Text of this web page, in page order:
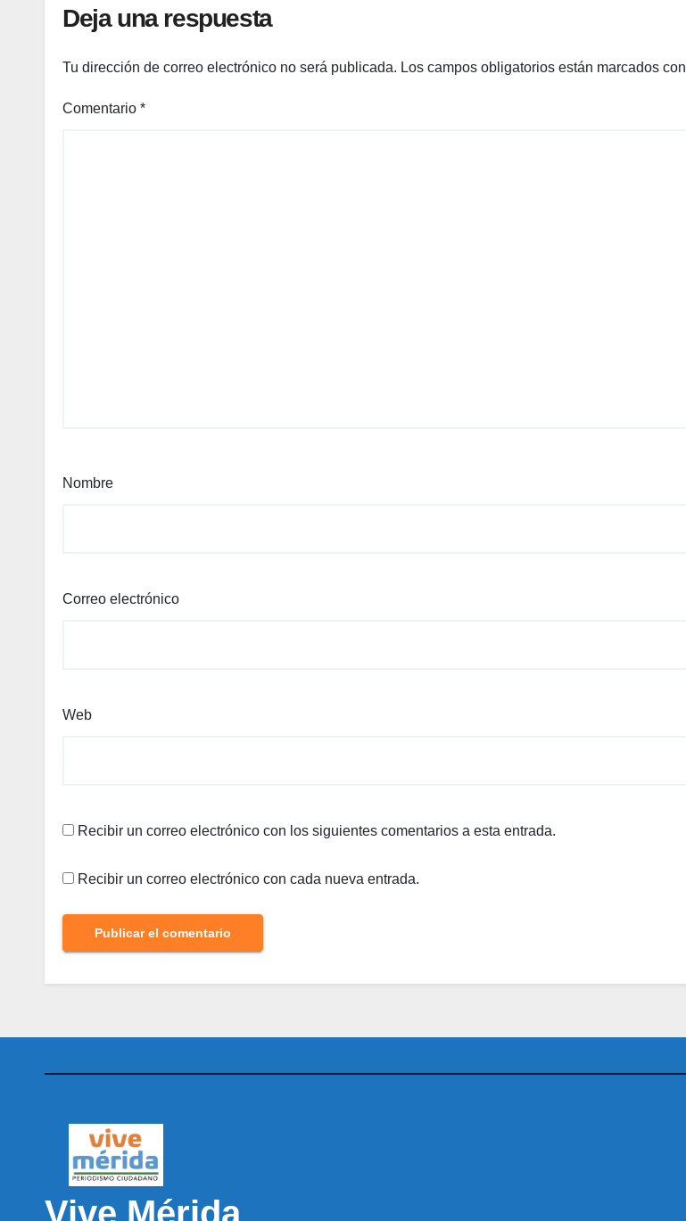
Deja una respuesta
Tu dirección de correo electrónico no será publicada. Los campos obligatorios están marcados con
Comentario *
Nombre
Correo electrónico
Web
Recibir un correo electrónico con los siguientes comentarios a esta entrada.
Recibir un correo electrónico con cada nueva entrada.
Vive Mérida